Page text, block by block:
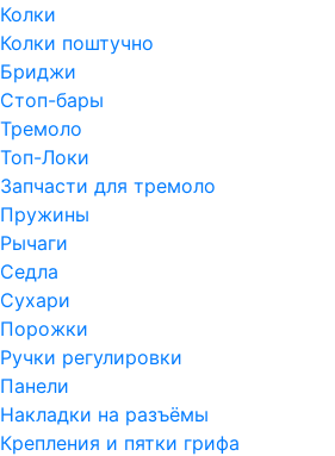
Колки
Колки поштучно
Бриджи
Стоп-бары
Тремоло
Топ-Локи
Запчасти для тремоло
Пружины
Рычаги
Седла
Сухари
Порожки
Ручки регулировки
Панели
Накладки на разъёмы
Крепления и пятки грифа